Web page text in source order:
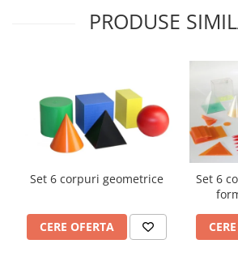
PRODUSE
Set 6 corpuri geometrice
CERE OFERTA
Set 6